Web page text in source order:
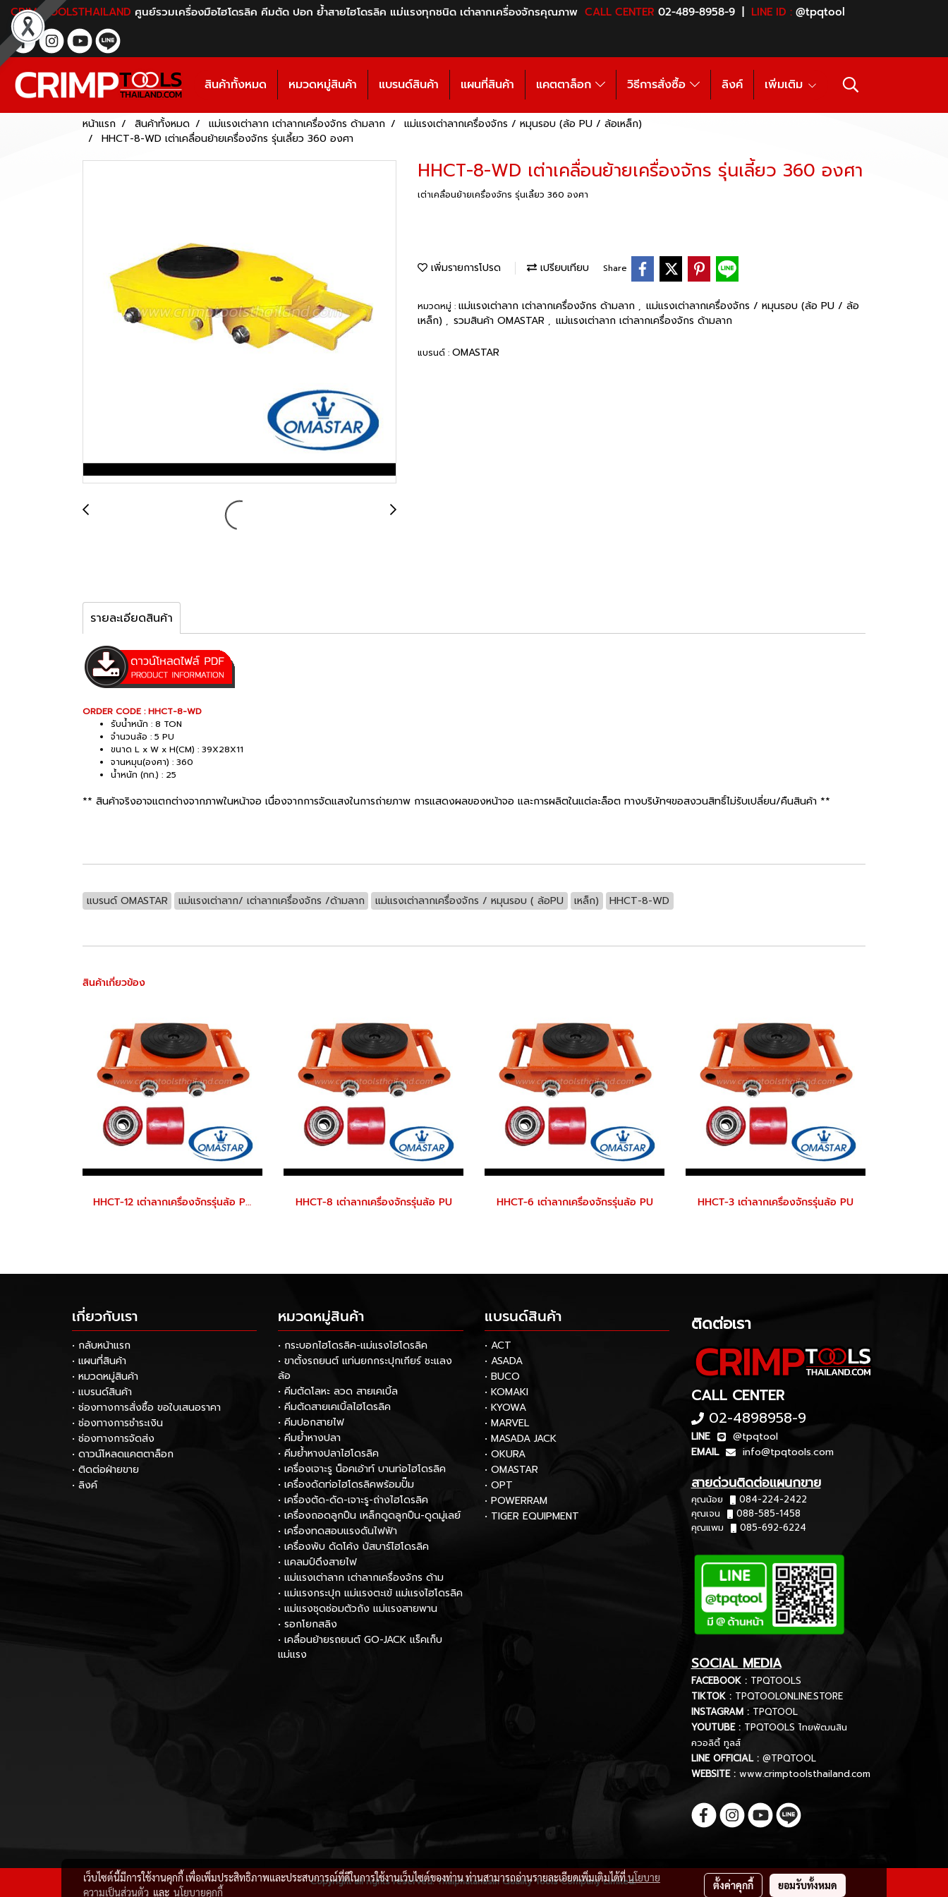
CRIMPTOOLSTHAILAND ศูนย์รวมเครื่องมือไฮโดรลิค คีมตัด ปอก ย้ำสายไฮโดรลิค แม่แรงทุกชนิด เต่าลากเครื่องจักรคุณภาพ CALL CENTER 02-489-8958-9 | LINE ID : @tpqtool
สินค้าทั้งหมด หมวดหมู่สินค้า แบรนด์สินค้า แผนที่สินค้า แคตตาล็อก วิธีการสั่งซื้อ ลิงค์ เพิ่มเติม
หน้าแรก สินค้าทั้งหมด แม่แรงเต่าลาก เต่าลากเครื่องจักร ด้ามลาก
แม่แรงเต่าลากเครื่องจักร / หมุนรอบ (ล้อ PU / ล้อเหล็ก)
HHCT-8-WD เต่าเคลื่อนย้ายเครื่องจักร รุ่นเลี้ยว 360 องศา
HHCT-8-WD เต่าเคลื่อนย้ายเครื่องจักร รุ่นเลี้ยว 360 องศา
เต่าเคลื่อนย้ายเครื่องจักร รุ่นเลี้ยว 360 องศา
เพิ่มรายการโปรด เปรียบเทียบ Share
หมวดหมู่ : แม่แรงเต่าลาก เต่าลากเครื่องจักร ด้ามลาก , แม่แรงเต่าลากเครื่องจักร / หมุนรอบ (ล้อ PU / ล้อ
เหล็ก) , รวมสินค้า OMASTAR , แม่แรงเต่าลาก เต่าลากเครื่องจักร ด้ามลาก
แบรนด์ : OMASTAR
รายละเอียดสินค้า
ORDER CODE : HHCT-8-WD
รับน้ำหนัก : 8 TON
จำนวนล้อ : 5 PU
ขนาด L x W x H(CM) : 39X28X11
จานหมุน(องศา) : 360
น้ำหนัก (กก.) : 25
** สินค้าจริงอาจแตกต่างจากภาพในหน้าจอ เนื่องจากการจัดแสงในการถ่ายภาพ การแสดงผลของหน้าจอ และการผลิตในแต่ละล็อต ทางบริษัทฯขอสงวนสิทธิ์ไม่รับเปลี่ยน/คืนสินค้า **
แบรนด์ OMASTAR แม่แรงเต่าลาก/ เต่าลากเครื่องจักร /ด้ามลาก แม่แรงเต่าลากเครื่องจักร / หมุนรอบ ( ล้อPU เหล็ก) HHCT-8-WD
สินค้าเกี่ยวข้อง
HHCT-12 เต่าลากเครื่องจักรรุ่นล้อ PU HHCT-8 เต่าลากเครื่องจักรรุ่นล้อ PU HHCT-6 เต่าลากเครื่องจักรรุ่นล้อ PU HHCT-3 เต่าลากเครื่องจักรรุ่นล้อ PU
เกี่ยวกับเรา
• กลับหน้าแรก
• แผนที่สินค้า
• หมวดหมู่สินค้า
• แบรนด์สินค้า
• ช่องทางการสั่งซื้อ ขอใบเสนอราคา
• ช่องทางการชำระเงิน
• ช่องทางการจัดส่ง
• ดาวน์โหลดแคตตาล็อก
• ติดต่อฝ่ายขาย
• ลิงค์
หมวดหมู่สินค้า
• กระบอกไฮโดรลิค-แม่แรงไฮโดรลิค
• ขาตั้งรถยนต์ แท่นยกกระปุกเกียร์ ชะแลง
ล้อ
• คีมตัดโลหะ ลวด สายเคเบิ้ล
• คีมตัดสายเคเบิ้ลไฮโดรลิค
• คีมปอกสายไฟ
• คีมย้ำหางปลา
• คีมย้ำหางปลาไฮโดรลิค
• เครื่องเจาะรู น็อคเอ้าท์ บานท่อไฮโดรลิค
• เครื่องดัดท่อไฮโดรลิคพร้อมปั๊ม
• เครื่องตัด-ดัด-เจาะรู-ถ่างไฮโดรลิค
• เครื่องถอดลูกปืน เหล็กดูดลูกปืน-ดูดมู่เลย์
• เครื่องทดสอบแรงดันไฟฟ้า
• เครื่องพับ ดัดโค้ง บัสบาร์ไฮโดรลิค
• แคลมป์ดึงสายไฟ
• แม่แรงเต่าลาก เต่าลากเครื่องจักร ด้าม
• แม่แรงกระปุก แม่แรงตะเข้ แม่แรงไฮโดรลิค
• แม่แรงชุดซ่อมตัวถัง แม่แรงสายพาน
• รอกโยกสลิง
• เคลื่อนย้ายรถยนต์ GO-JACK แร็คเก็บ
แม่แรง
แบรนด์สินค้า
• ACT
• ASADA
• BUCO
• KOMAKI
• KYOWA
• MARVEL
• MASADA JACK
• OKURA
• OMASTAR
• OPT
• POWERRAM
• TIGER EQUIPMENT
ติดต่อเรา
CALL CENTER
02-4898958-9
LINE
@tpqtool
EMAIL
info@tpqtools.com
สายด่วนติดต่อแผนกขาย
คุณน้อย
084-224-2422
คุณเจน
088-585-1458
คุณแพม
085-692-6224
SOCIAL MEDIA
FACEBOOK : TPQTOOLS
TIKTOK : TPQTOOLONLINE.STORE
INSTAGRAM : TPQTOOL
YOUTUBE : TPQTOOLS ไทยพัฒนสิน
ควอลิตี้ ทูลส์
LINE OFFICIAL : @TPQTOOL
WEBSITE : www.crimptoolsthailand.com
Copyright all rights reserved. Thaiphatanasin Quality Tools Company Limited.
เว็บไซต์นี้มีการใช้งานคุกกี้ เพื่อเพิ่มประสิทธิภาพและประสบการณ์ที่ดีในการใช้งานเว็บไซต์ของท่าน ท่านสามารถอ่านรายละเอียดเพิ่มเติมได้ที่นโยบาย
ความเป็นส่วนตัว และ นโยบายคุกกี้
ตั้งค่าคุกกี้ ยอมรับทั้งหมด